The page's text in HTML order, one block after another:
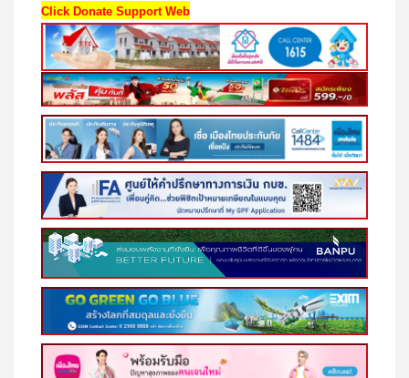
Click Donate Support Web